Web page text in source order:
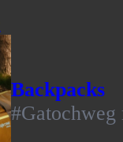
Backpacks
#Gatochweg